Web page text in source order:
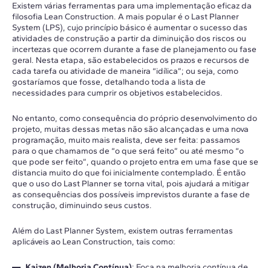
Existem várias ferramentas para uma implementação eficaz da
filosofia Lean Construction. A mais popular é o Last Planner
System (LPS), cujo princípio básico é aumentar o sucesso das
atividades de construção a partir da diminuição dos riscos ou
incertezas que ocorrem durante a fase de planejamento ou fase
geral. Nesta etapa, são estabelecidos os prazos e recursos de
cada tarefa ou atividade de maneira “idílica”; ou seja, como
gostaríamos que fosse, detalhando toda a lista de
necessidades para cumprir os objetivos estabelecidos.
No entanto, como consequência do próprio desenvolvimento do
projeto, muitas dessas metas não são alcançadas e uma nova
programação, muito mais realista, deve ser feita: passamos
para o que chamamos de “o que será feito” ou até mesmo “o
que pode ser feito”, quando o projeto entra em uma fase que se
distancia muito do que foi inicialmente contemplado. É então
que o uso do Last Planner se torna vital, pois ajudará a mitigar
as consequências dos possíveis imprevistos durante a fase de
construção, diminuindo seus custos.
Além do Last Planner System, existem outras ferramentas
aplicáveis ao Lean Construction, tais como: